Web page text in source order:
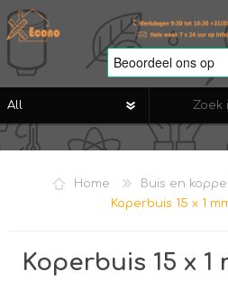
REGISTREREN
VERLANGLIJST
Home Buis en
Koperbuis 15 x 1
Koperbuis 15 x 1